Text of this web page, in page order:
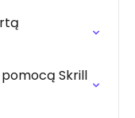
Skrill